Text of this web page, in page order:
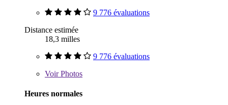
9 776 évaluations
Distance estimée
18,3 milles
9 776 évaluations
VoirPhotos
Heures normales